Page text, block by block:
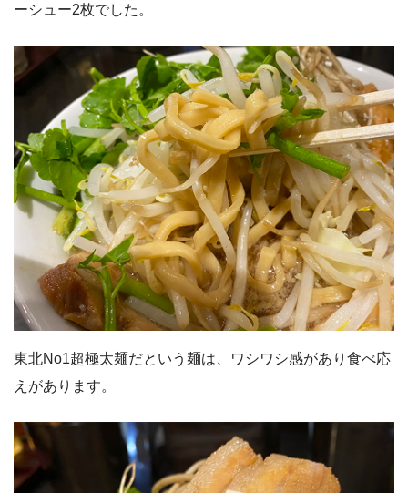
ーシュー2枚でした。
東北No1超極太麺だという麺は、ワシワシ感があり食べ応
えがあります。